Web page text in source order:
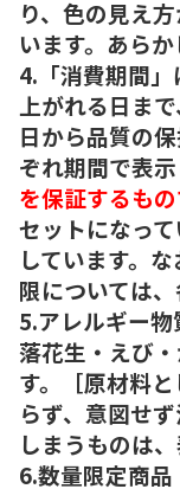
り、色の見え
います。あらか
4.「消費期間
上がれる日まで
日から品質の
ぞれ期間で表示
を保証するもの
セットになっ
しています。
限については
5.アレルギー物
落花生・えび
す。［原材料
らず、意図せ
しまうものは
6.数量限定商